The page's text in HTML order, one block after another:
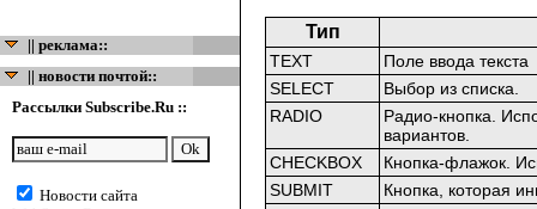
|| реклама::
|| новости почтой::
Рассылки Subscribe.Ru ::
Новости сайта
Тип
TEXT
Поле ввода текста
SELECT
Выбор из списка.
RADIO
Радио-кнопка.
вариантов.
CHECKBOX
Кнопка-флажок.
SUBMIT
Кнопка, которая